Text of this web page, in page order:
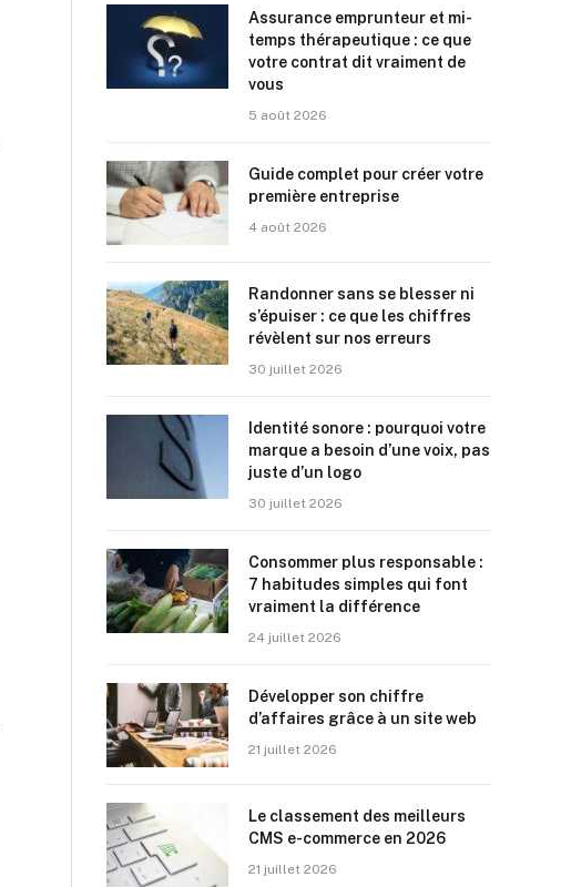
Assurance emprunteur et mi-
temps thérapeutique : ce que
votre contrat dit vraiment de
vous
5 août 2026
Guide complet pour créer votre
première entreprise
4 août 2026
Randonner sans se blesser ni
s’épuiser : ce que les chiffres
révèlent sur nos erreurs
30 juillet 2026
Identité sonore : pourquoi votre
marque a besoin d’une voix, pas
juste d’un logo
30 juillet 2026
Consommer plus responsable :
7 habitudes simples qui font
vraiment la différence
24 juillet 2026
Développer son chiffre
d’affaires grâce à un site web
21 juillet 2026
Le classement des meilleurs
CMS e-commerce en 2026
21 juillet 2026